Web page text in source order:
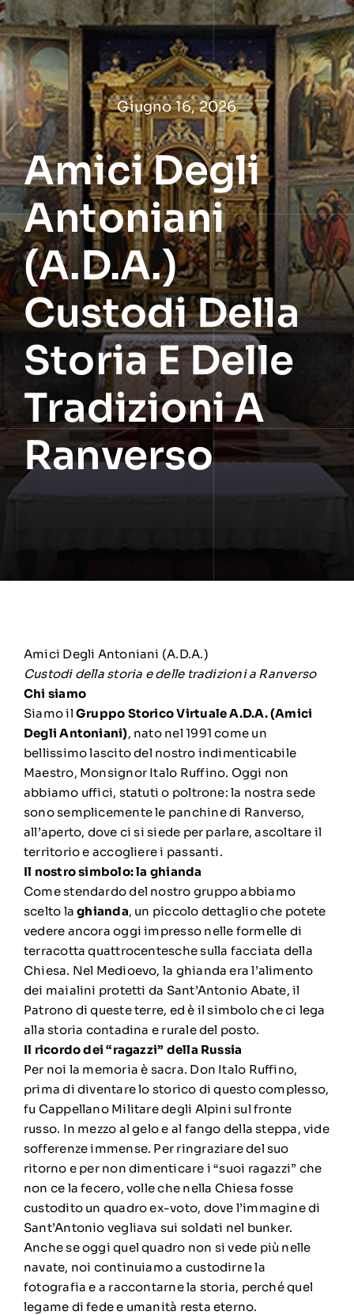
Salta
al
contenuto
Giugno 16, 2026
Amici Degli
Antoniani
(A.D.A.)
Custodi Della
Storia E Delle
Tradizioni A
Ranverso
Amici Degli Antoniani (A.D.A.)
Custodi della storia e delle tradizioni a Ranverso
Chi siamo
Siamo ilGruppo Storico Virtuale A.D.A. (Amici
Degli Antoniani), nato nel 1991 come un
bellissimo lascito del nostro indimenticabile
Maestro, Monsignor Italo Ruffino. Oggi non
abbiamo uffici, statuti o poltrone: la nostra sede
sono semplicemente le panchine di Ranverso,
all’aperto, dove ci si siede per parlare, ascoltare il
territorio e accogliere i passanti.
Il nostro simbolo: la ghianda
Come stendardo del nostro gruppo abbiamo
scelto laghianda, un piccolo dettaglio che potete
vedere ancora oggi impresso nelle formelle di
terracotta quattrocentesche sulla facciata della
Chiesa. Nel Medioevo, la ghianda era l’alimento
dei maialini protetti da Sant’Antonio Abate, il
Patrono di queste terre, ed è il simbolo che ci lega
alla storia contadina e rurale del posto.
Il ricordo dei “ragazzi” della Russia
Per noi la memoria è sacra. Don Italo Ruffino,
prima di diventare lo storico di questo complesso,
fu Cappellano Militare degli Alpini sul fronte
russo. In mezzo al gelo e al fango della steppa, vide
sofferenze immense. Per ringraziare del suo
ritorno e per non dimenticare i “suoi ragazzi” che
non ce la fecero, volle che nella Chiesa fosse
custodito un quadro ex-voto, dove l’immagine di
Sant’Antonio vegliava sui soldati nel bunker.
Anche se oggi quel quadro non si vede più nelle
navate, noi continuiamo a custodirne la
fotografia e a raccontarne la storia, perché quel
legame di fede e umanità resta eterno.